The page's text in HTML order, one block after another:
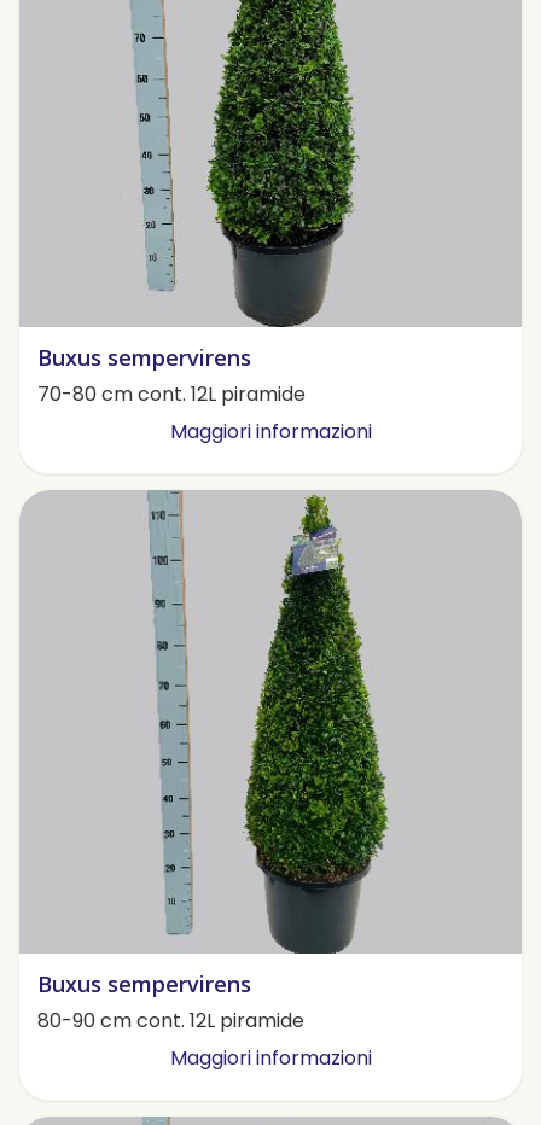
Buxus sempervirens
70-80 cm cont. 12L piramide
Maggiori informazioni
Buxus sempervirens
80-90 cm cont. 12L piramide
Maggiori informazioni